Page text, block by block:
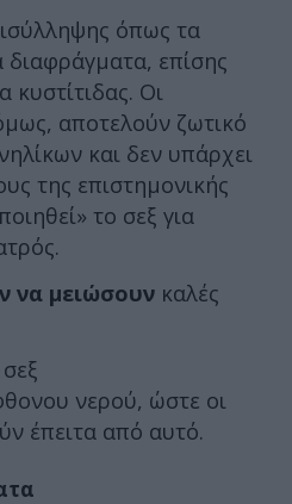
όπως τα
επίσης
κυστίτιδας. Οι
αποτελούν ζωτικό
και δεν υπάρχει
της επιστημονικής
το σεξ για
να μειώσουν καλές
νερού, ώστε οι
έπειτα από αυτό.